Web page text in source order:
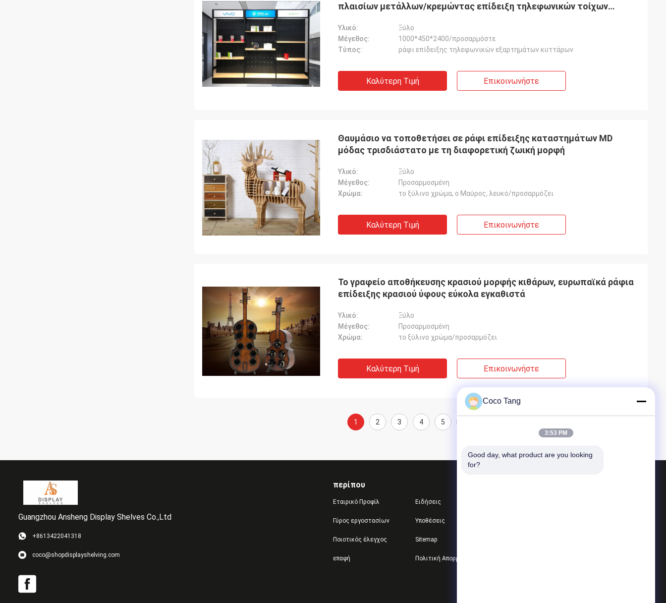
πλαισίων μετάλλων/κρεμώντας επίδειξη τηλεφωνικών τοίχων
Υλικό:
Ξύλο
Μέγεθος:
1000*450*2400/προσαρμόστε
Τύπος:
ράφι επίδειξης τηλεφωνικών εξαρτημάτων κυττάρων
Καλύτερη Τιμή Επικοινωνήστε
Θαυμάσιο να τοποθετήσει σε ράφι επίδειξης καταστημάτων MD
μόδας τρισδιάστατο με τη διαφορετική ζωική μορφή
Υλικό:
Ξύλο
Μέγεθος:
Προσαρμοσμένη
Χρώμα:
το ξύλινο χρώμα, ο Μαύρος, λευκό/προσαρμόζει
Καλύτερη Τιμή Επικοινωνήστε
Το γραφείο αποθήκευσης κρασιού μορφής κιθάρων, ευρωπαϊκά ράφια
επίδειξης κρασιού ύφους εύκολα εγκαθιστά
Υλικό:
Ξύλο
Μέγεθος:
Προσαρμοσμένη
Χρώμα:
το ξύλινο χρώμα/προσαρμόζει
Καλύτερη Τιμή Επικοινωνήστε
1 2 3 4 5
Guangzhou Ansheng Display Shelves Co.,Ltd
+8613422041318
coco@shopdisplayshelving.com
περίπου
Εταιρικό Προφίλ
Γύρος εργοστασίων
Ποιοτικός έλεγχος
επαφή
Ειδήσεις
Υποθέσεις
Sitemap
Πολιτική Απορρήτου
Coco Tang
3:53 PM
Good day, what product are you looking
for?